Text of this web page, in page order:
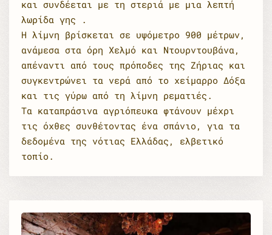
και συνδέεται με τη στεριά με μια λεπτή
λωρίδα γης .
Η λίμνη βρίσκεται σε υψόμετρο 900 μέτρων,
ανάμεσα στα όρη Χελμό και Ντουρντουβάνα,
απέναντι από τους πρόποδες της Ζήριας και
συγκεντρώνει τα νερά από το χείμαρρο Δόξα
και τις γύρω από τη λίμνη ρεματιές.
Tα καταπράσινα αγριόπευκα φτάνουν μέχρι
τις όχθες συνθέτοντας ένα σπάνιο, για τα
δεδομένα της νότιας Ελλάδας, ελβετικό
τοπίο.